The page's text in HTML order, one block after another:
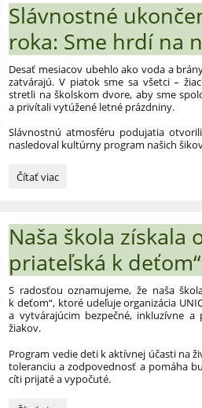
škola!
Získali
sme
medzinárodný
certifikát:
Slávnostné
roka: Sme hrdí na
Desať mesiacov ubehlo ako voda a
zatvárajú. V piatok sme sa všetci –
stretli na školskom dvore, aby sme
a privítali vytúžené letné prázdniny.
Slávnostnú atmosféru podujatia
nasledoval kultúrny program našich
Slávnostné
Sme
hrdí
na
našich
žiakov!:
Čítať viac
Naša škola získala
priateľská k deťom“
S radosťou oznamujeme, že naša
k deťom“, ktoré udeľuje organizácia
a vytvárajúcim bezpečné, inkluzívne
žiakov.
Program vedie deti k aktívnej účasti na
toleranciu a zodpovednosť a pomáha
cíti prijaté a vypočuté.